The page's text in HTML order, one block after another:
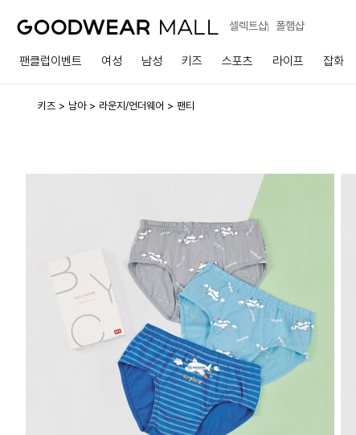
셀렉트샵 폴햄샵
팬클럽이벤트 여성 남성 키즈 스포츠 라이프 잡화
키즈 남아 라운지/언더웨어 팬티